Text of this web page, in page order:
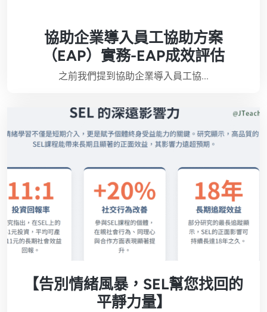
協助企業導入員工協助方案
（EAP）實務-EAP成效評估
之前我們提到協助企業導入員工協...
【告別情緒風暴，SEL幫您找回的
平靜力量】